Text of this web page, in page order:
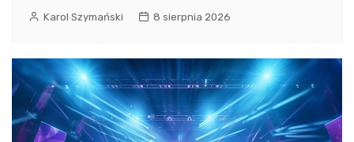
Karol Szymański 8 sierpnia 2026